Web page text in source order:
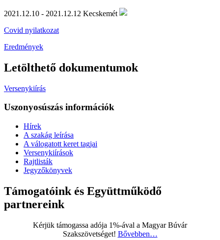
2021.12.10 - 2021.12.12 Kecskemét
Covid nyilatkozat
Eredmények
Letölthető dokumentumok
Versenykiírás
Uszonyosúszás információk
Hírek
A szakág leírása
A válogatott keret tagjai
Versenykiírások
Rajtlisták
Jegyzőkönyvek
Támogatóink és Együttműködő
partnereink
Kérjük támogassa adója 1%-ával a Magyar Búvár
Szakszövetséget! Bővebben…